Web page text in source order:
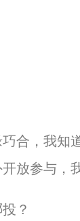
合，我知
放参与，
？